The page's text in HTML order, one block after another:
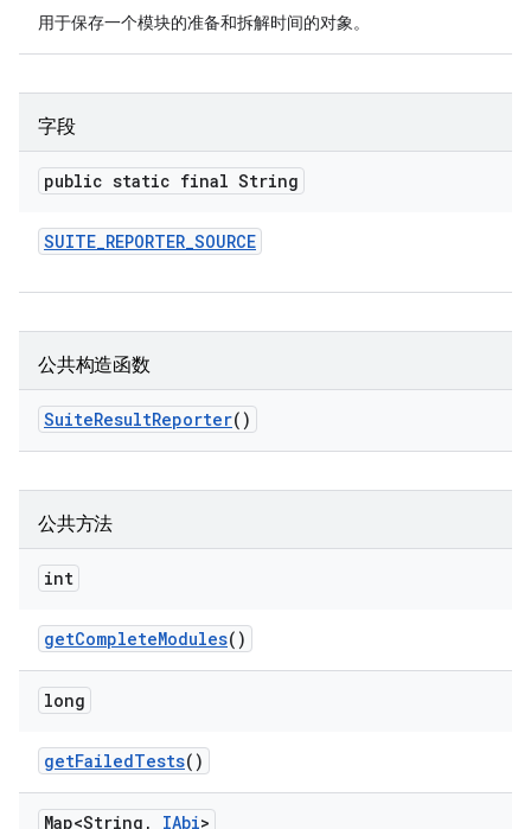
用于保存一个模块的准备和拆解时间的对象。
字段
public static final String
SUITE_REPORTER_SOURCE
公共构造函数
SuiteResultReporter()
公共方法
int
getCompleteModules()
long
getFailedTests()
Map<String , IAbi>